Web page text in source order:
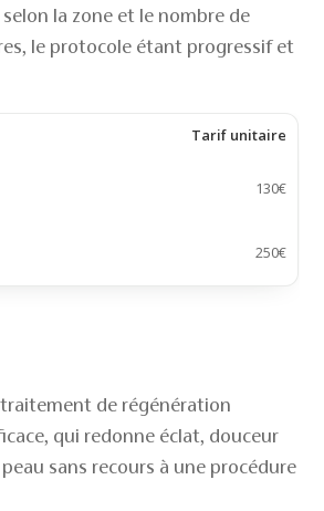
la zone et le nombre de
le protocole étant progressif et
Tarif unitaire
130€
250€
de régénération
qui redonne éclat, douceur
sans recours à une procédure